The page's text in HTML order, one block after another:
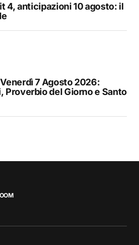
4, anticipazioni 10 agosto: il
7 Agosto 2026:
Proverbio del Giorno e Santo